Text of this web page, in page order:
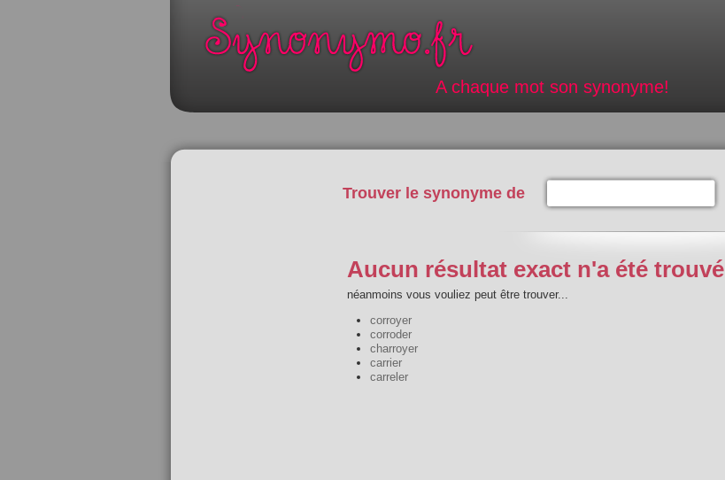
A chaque mot son synonyme!
Trouver le synonyme de
Aucun résultat exact n'a été trouvé
néanmoins vous vouliez peut être trouver...
corroyer
corroder
charroyer
carrier
carreler